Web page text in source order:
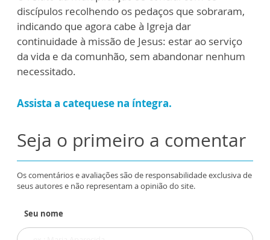
discípulos recolhendo os pedaços que sobraram,
indicando que agora cabe à Igreja dar
continuidade à missão de Jesus: estar ao serviço
da vida e da comunhão, sem abandonar nenhum
necessitado.
Assista a catequese na íntegra.
Seja o primeiro a comentar
Os comentários e avaliações são de responsabilidade exclusiva de
seus autores e não representam a opinião do site.
Seu nome